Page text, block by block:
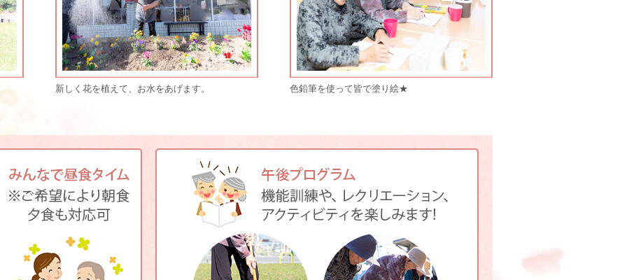
新しく花を植えて、お水をあげます。 色鉛筆を使って皆で塗り絵★